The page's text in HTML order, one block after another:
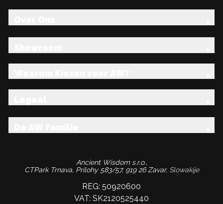
Ancient Wisdom s.r.o.,
CTPark Trnava, Prílohy 583/57, 919 26 Zavar, Slowakije
REG: 50920600
VAT: SK2120525440